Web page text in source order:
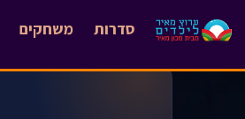
משחקים סדרות